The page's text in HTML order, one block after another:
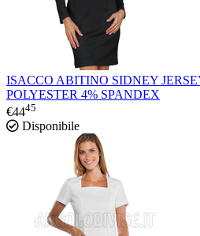
ISACCO ABITINO SIDNEY
POLYESTER 4% SPANDEX
€4445
Disponibile